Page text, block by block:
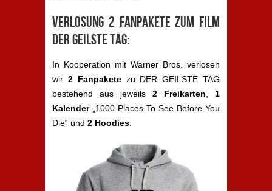
Verlosung 2 Fanpakete zum Film
DER GEILSTE TAG:
In Kooperation mit Warner Bros. verlosen
wir 2 Fanpaketezu DER GEILSTE TAG
bestehend aus jeweils 2 Freikarten
1
Kalender„1000 Places To See Before You
Die“ und 2 Hoodies